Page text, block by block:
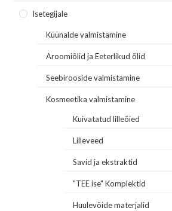
Isetegijale
Küünalde valmistamine
Aroomiõlid ja Eeterlikud õlid
Seebirooside valmistamine
Kosmeetika valmistamine
Kuivatatud lilleõied
Lilleveed
Savid ja ekstraktid
"TEE ise" Komplektid
Huulevõide materjalid